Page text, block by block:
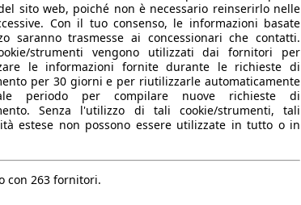
sito web, poiché non è necessario reinserirlo nelle
Con il tuo consenso, le informazioni basate
saranno trasmesse ai concessionari che contatti.
strumenti vengono utilizzati dai fornitori per
le informazioni fornite durante le richieste di
per 30 giorni e per riutilizzarle automaticamente
periodo per compilare nuove richieste di
Senza l'utilizzo di tali cookie/strumenti, tali
estese non possono essere utilizzate in tutto o in
con 263 fornitori.